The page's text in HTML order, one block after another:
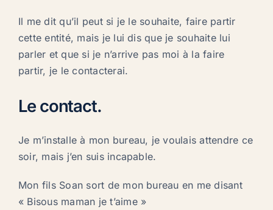
Il me dit qu’il peut si je le souhaite, faire partir
cette entité, mais je lui dis que je souhaite lui
parler et que si je n’arrive pas moi à la faire
partir, je le contacterai.
Le contact.
Je m’installe à mon bureau, je voulais attendre ce
soir, mais j’en suis incapable.
Mon fils Soan sort de mon bureau en me disant
« Bisous maman je t’aime »